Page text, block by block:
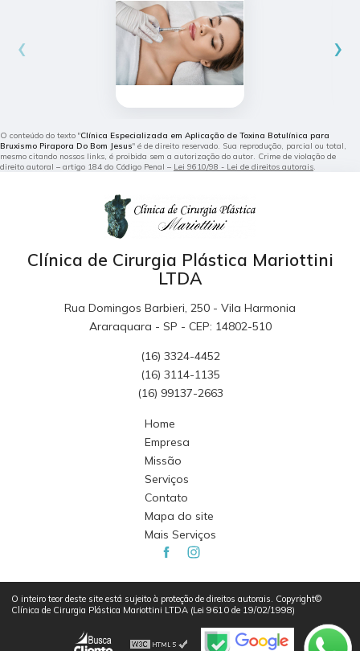
‹ ›
O conteúdo do texto "Clínica Especializada em Aplicação de Toxina Botulínica para
Bruxismo Pirapora Do Bom Jesus" é de direito reservado. Sua reprodução, parcial ou total,
mesmo citando nossos links, é proibida sem a autorização do autor. Crime de violação de
direito autoral – artigo 184 do Código Penal – Lei 9610/98 - Lei de direitos autorais.
Clínica de Cirurgia Plástica Mariottini
LTDA
Rua Domingos Barbieri, 250 - Vila Harmonia
Araraquara - SP - CEP: 14802-510
(16) 3324-4452
(16) 3114-1135
(16) 99137-2663
Home
Empresa
Missão
Serviços
Contato
Mapa do site
Mais Serviços
O inteiro teor deste site está sujeito à proteção de direitos autorais. Copyright©
Clínica de Cirurgia Plástica Mariottini LTDA (Lei 9610 de 19/02/1998)